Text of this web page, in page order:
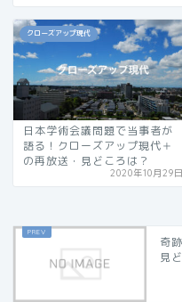
クローズアップ現代
日本学術会議問題で当事者が
語る！クローズアップ現代＋
の再放送・見どころは？
2020年10月29日
奇
見